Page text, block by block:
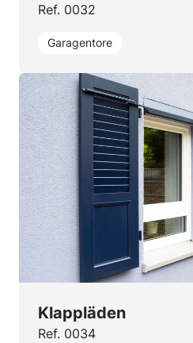
Ref. 0032
Garagentore
Klappläden
Ref. 0034